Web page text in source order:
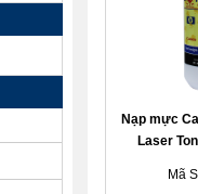
Nạp mực
Laser
Mã